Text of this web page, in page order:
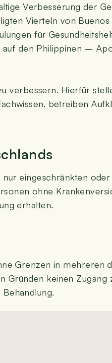
Ver­bes­se­rung der
Vier­teln von Bue­nos
für
den Phil­ip­pi­nen –
ver­bes­sern. Hier­für
betrei­ben
ein­ge­schränk­ten
ohne
erhalten.
Gren­zen in meh­re­ren
kei­nen Zugang